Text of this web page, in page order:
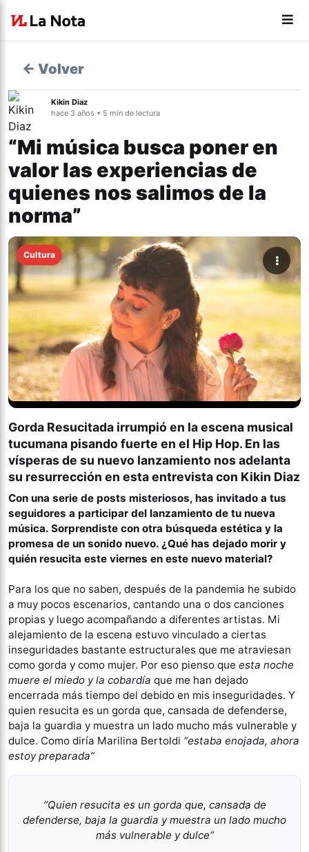
← Volver
Kikin Diaz
hace 3 años • 5 min de lectura
“Mi música busca poner en
valor las experiencias de
quienes nos salimos de la
norma”
Cultura
Gorda Resucitada irrumpió en la escena musical
tucumana pisando fuerte en el Hip Hop. En las
vísperas de su nuevo lanzamiento nos adelanta
su resurrección en esta entrevista con Kikin Diaz
Con una serie de posts misteriosos, has invitado a tus
seguidores a participar del lanzamiento de tu nueva
música. Sorprendiste con otra búsqueda estética y la
promesa de un sonido nuevo. ¿Qué has dejado morir y
quién resucita este viernes en este nuevo material?
Para los que no saben, después de la pandemia he subido
a muy pocos escenarios, cantando una o dos canciones
propias y luego acompañando a diferentes artistas. Mi
alejamiento de la escena estuvo vinculado a ciertas
inseguridades bastante estructurales que me atraviesan
como gorda y como mujer. Por eso pienso que esta noche
muere el miedo y la cobardía que me han dejado
encerrada más tiempo del debido en mis inseguridades. Y
quien resucita es un gorda que, cansada de defenderse,
baja la guardia y muestra un lado mucho más vulnerable y
dulce. Como diría Marilina Bertoldi “estaba enojada, ahora
estoy preparada”
“Quien resucita es un gorda que, cansada de
defenderse, baja la guardia y muestra un lado mucho
más vulnerable y dulce“